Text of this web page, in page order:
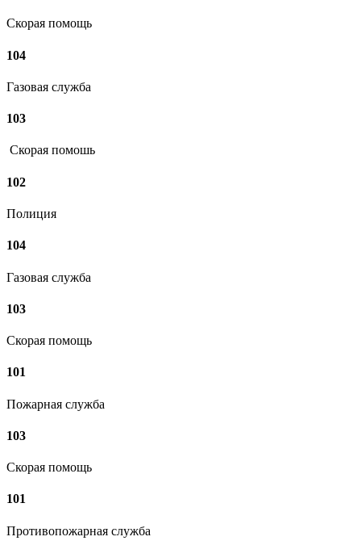
Скорая помощь
104
Газовая служба
103
Скорая помошь
102
Полиция
104
Газовая служба
103
Скорая помощь
101
Пожарная служба
103
Скорая помощь
101
Противопожарная служба